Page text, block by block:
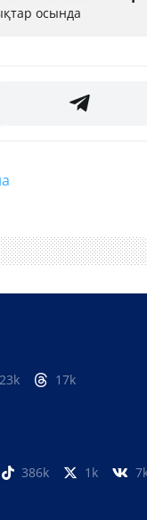
осында
17k
386k 1k